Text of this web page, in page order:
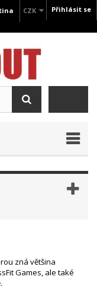
Přihlásit se
CZK
zná většina
Games, ale také